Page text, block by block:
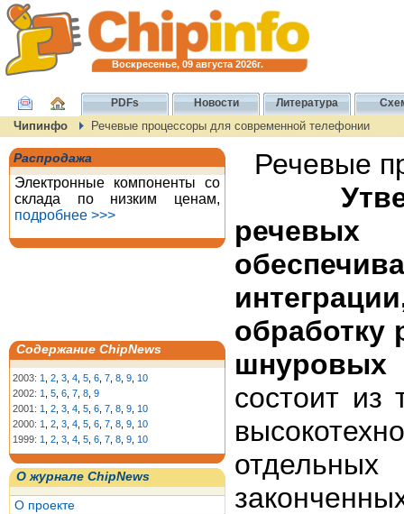
Воскресенье, 09 августа 2026г.
PDFs Новости Литература
Чипинфо Речевые процессоры для современной телефонии
Распродажа
Электронные компоненты со
склада по низким ценам,
подробнее >>>
Содержание ChipNews
2003: 1 2 3 4 5 6 7 8 9 10
2002: 1 5 6 7 8 9
2001: 1 2 3 4 5 6 7 8 9 10
2000: 1 2 3 4 5 6 7 8 9 10
1999: 1 2 3 4 5 6 7 8 9 10
О журнале ChipNews
О проекте
Речевые
обработку
состоит из